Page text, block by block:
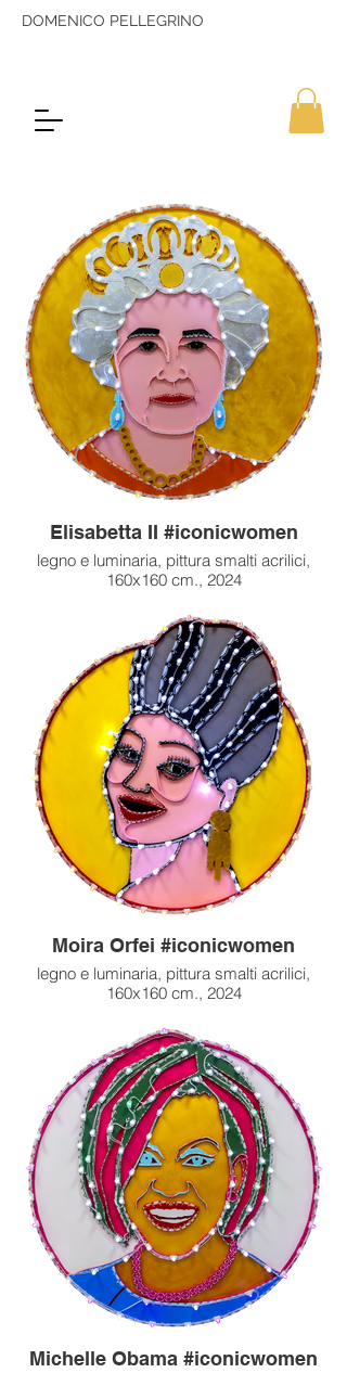
DOMENICO PELLEGRINO
Elisabetta II #iconicwomen
legno e luminaria, pittura smalti acrilici,
160x160 cm., 2024
Moira Orfei #iconicwomen
legno e luminaria, pittura smalti acrilici,
160x160 cm., 2024
Michelle Obama #iconicwomen